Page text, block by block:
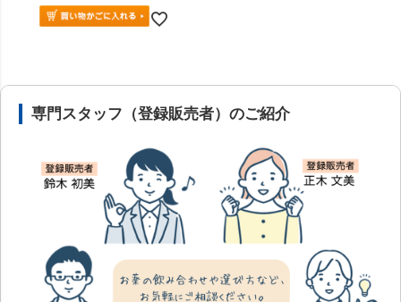
専門スタッフ（登録販売者）のご紹介